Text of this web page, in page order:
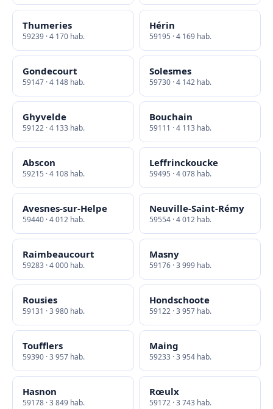
Thumeries
59239 · 4 170 hab.
Hérin
59195 · 4 169 hab.
Gondecourt
59147 · 4 148 hab.
Solesmes
59730 · 4 142 hab.
Ghyvelde
59122 · 4 133 hab.
Bouchain
59111 · 4 113 hab.
Abscon
59215 · 4 108 hab.
Leffrinckoucke
59495 · 4 078 hab.
Avesnes-sur-Helpe
59440 · 4 012 hab.
Neuville-Saint-Rémy
59554 · 4 012 hab.
Raimbeaucourt
59283 · 4 000 hab.
Masny
59176 · 3 999 hab.
Rousies
59131 · 3 980 hab.
Hondschoote
59122 · 3 957 hab.
Toufflers
59390 · 3 957 hab.
Maing
59233 · 3 954 hab.
Hasnon
59178 · 3 849 hab.
Rœulx
59172 · 3 743 hab.